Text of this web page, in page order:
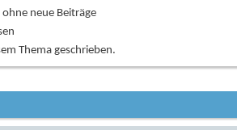
ohne neue Beiträge
Thema geschrieben.